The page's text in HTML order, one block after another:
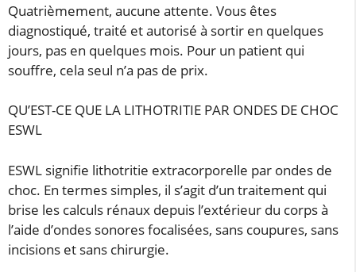
Quatrièmement, aucune attente. Vous êtes
diagnostiqué, traité et autorisé à sortir en quelques
jours, pas en quelques mois. Pour un patient qui
souffre, cela seul n’a pas de prix.
QU’EST-CE QUE LA LITHOTRITIE PAR ONDES DE CHOC
ESWL
ESWL signifie lithotritie extracorporelle par ondes de
choc. En termes simples, il s’agit d’un traitement qui
brise les calculs rénaux depuis l’extérieur du corps à
l’aide d’ondes sonores focalisées, sans coupures, sans
incisions et sans chirurgie.